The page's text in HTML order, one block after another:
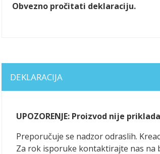
Obvezno pročitati deklaraciju.
DEKLARACIJA
UPOZORENJE: Proizvod nije
Preporučuje se nadzor odraslih.
Za rok isporuke kontaktirajte nas na